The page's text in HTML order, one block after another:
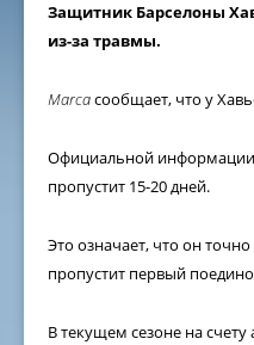
Защитник Барселоны
из-за травмы.
Marcaсообщает, что у
Официальной информации
пропустит 15-20 дней.
Это означает, что он
пропустит первый
В текущем сезоне на счету